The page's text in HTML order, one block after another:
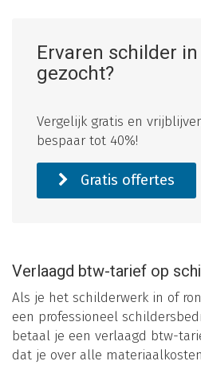
Ervaren schilder
gezocht?
Vergelijk gratis en
bespaar tot 40%!
Gratis offertes
Verlaagd btw-tarief op
Als je het schilderwerk in of
een professioneel
betaal je een verlaagd btw-
dat je over alle